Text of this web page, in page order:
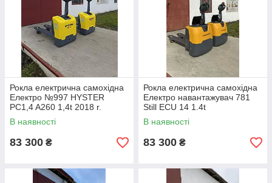
Рокла електрична самохідна
Електро №997 HYSTER
PC1,4 A260 1,4t 2018 r.
В наявності
83 300 ₴
Рокла електрична самохідна
Електро навантажувач 781
Still ECU 14 1.4t
В наявності
83 300 ₴